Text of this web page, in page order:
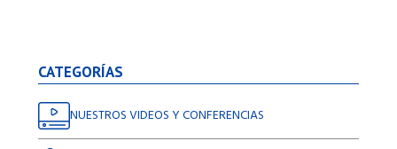
CATEGORÍAS
NUESTROS VIDEOS Y CONFERENCIAS